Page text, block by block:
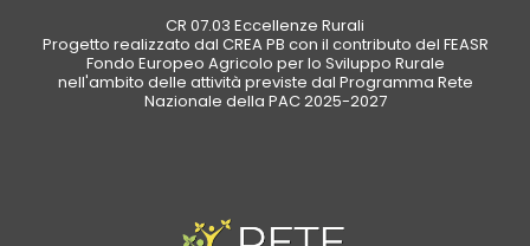
CR 07.03 Eccellenze Rurali
Progetto realizzato dal CREA PB con il contributo del FEASR
Fondo Europeo Agricolo per lo Sviluppo Rurale
nell'ambito delle attività previste dal Programma Rete
Nazionale della PAC 2025-2027